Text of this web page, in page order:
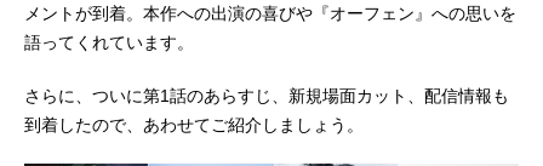
メントが到着。本作への出演の喜びや『オーフェン』への思いを
語ってくれています。
さらに、ついに第1話のあらすじ、新規場面カット、配信情報も
到着したので、あわせてご紹介しましょう。